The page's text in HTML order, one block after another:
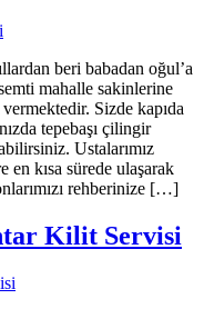
beri babadan oğul’a
mahalle sakinlerine
Sizde kapıda
tepebaşı çilingir
Ustalarımız
en kısa sürede ulaşarak
rehberinize […]
Kilit Servisi